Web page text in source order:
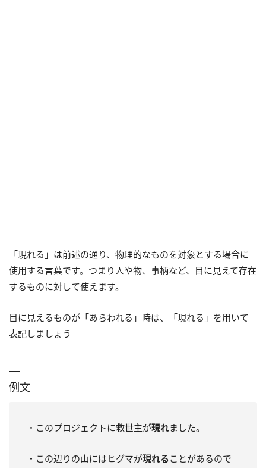
「現れる」は前述の通り、物理的なものを対象とする場合に
使用する言葉です。つまり人や物、事柄など、目に見えて存在
するものに対して使えます。
目に見えるものが「あらわれる」時は、「現れる」を用いて
表記しましょう
例文
・このプロジェクトに救世主が現れました。
・この辺りの山にはヒグマが現れる ことがあるので